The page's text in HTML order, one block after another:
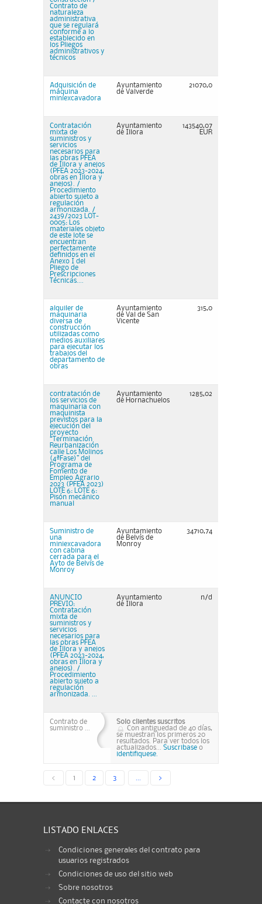
Contrato de
naturaleza
administrativa
que se regulará
conforme a lo
establecido en
los Pliegos
administrativos y
técnicos
Adquisición de
máquina
miniexcavadora
Ayuntamiento
de Valverde
21070,0
Contratación
mixta de
suministros y
servicios
necesarios para
las obras PFEA
de Íllora y anejos
(PFEA 2023-2024,
obras en Íllora y
anejos). /
Procedimiento
abierto sujeto a
regulación
armonizada. /
2439/2023 LOT-
0005: Los
materiales objeto
de este lote se
encuentran
perfectamente
definidos en el
Anexo I del
Pliego de
Prescripciones
Técnicas....
Ayuntamiento
de Illora
143540,07
EUR
alquiler de
maquinaria
diversa de
construcción
utilizadas como
medios auxiliares
para ejecutar los
trabajos del
departamento de
obras
Ayuntamiento
de Val de San
Vicente
315,0
contratación de
los servicios de
maquinaria con
maquinista
previstos para la
ejecución del
proyecto
“Terminación
Reurbanización
calle Los Molinos
(4ªFase)” del
Programa de
Fomento de
Empleo Agrario
2023 (PFEA 2023)
LOTE 6: LOTE 6:
Pisón mecánico
manual
Ayuntamiento
de Hornachuelos
1285,02
Suministro de
una
miniexcavadora
con cabina
cerrada para el
Ayto de Belvís de
Monroy
Ayuntamiento
de Belvís de
Monroy
34710,74
ANUNCIO
PREVIO:
Contratación
mixta de
suministros y
servicios
necesarios para
las obras PFEA
de Íllora y anejos
(PFEA 2023-2024,
obras en Íllora y
anejos). /
Procedimiento
abierto sujeto a
regulación
armonizada. ...
Ayuntamiento
de Illora
n/d
Contrato de
suministro ...
Solo clientes suscritos
Con antiguedad de 40 días,
se muestran los primeros 20
resultados. Para ver todos los
actualizados... Suscribase o
identifiquese.
< 1 2 3 >
LISTADO ENLACES
Condiciones generales del contrato para
usuarios registrados
Condiciones de uso del sitio web
Sobre nosotros
Contacte con nosotros